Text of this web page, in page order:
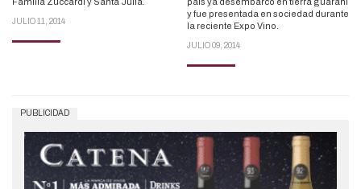
JULIO 11, 2014
y fue presentada en sociedad durante
la reciente Expo Vino.
JULIO 09, 2014
PUBLICIDAD